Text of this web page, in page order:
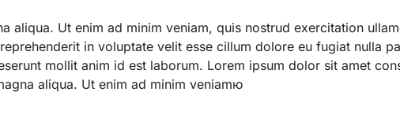
aliqua. Ut enim ad minim veniam, quis nostrud exercitation
in voluptate velit esse cillum dolore eu fugiat nulla
mollit anim id est laborum. Lorem ipsum dolor sit amet
aliqua. Ut enim ad minim veniamю